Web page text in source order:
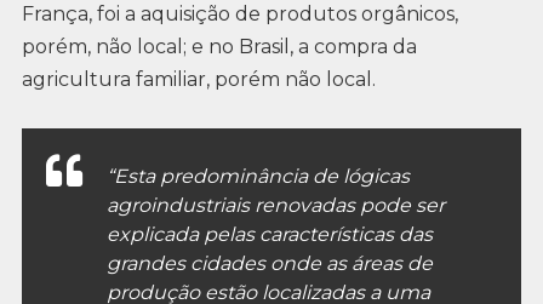
França, foi a aquisição de produtos orgânicos,
porém, não local; e no Brasil, a compra da
agricultura familiar, porém não local.
“Esta predominância de lógicas
agroindustriais renovadas pode ser
explicada pelas características das
grandes cidades onde as áreas de
produção estão localizadas a uma